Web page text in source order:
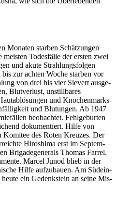
Monat­en star­ben Schätzun­gen
Todes­fälle der ersten zwei
und akute Strahlungs­fol­gen
zur acht­en Woche star­ben vor
von drei bis vier Siev­ert aus­ge­
Blutver­lust, unstill­bares
und Knochen­marks­
und Blu­tun­gen. Ab 1947
beobachtet. Fehlge­burten
doku­men­tiert. Hil­fe von
Komi­tee des Roten Kreuzes. Der
Hiroshi­ma erst im Sep­tem­
Brigade­gen­er­als Thomas Far­rel.
Mar­cel Jun­od blieb in der
Hil­fe aufzubauen. Am Südein­
heute ein Gedenkstein an seine Mis­